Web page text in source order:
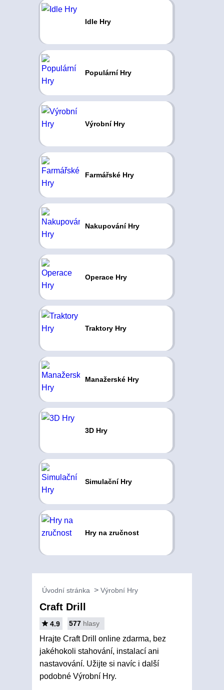
Idle Hry
Populární Hry
Výrobní Hry
Farmářské Hry
Nakupování Hry
Operace Hry
Traktory Hry
Manažerské Hry
3D Hry
Simulační Hry
Hry na zručnost
Úvodní stránka Výrobní Hry
Craft Drill
4.9 577 hlasy
Hrajte Craft Drill online zdarma, bez
jakéhokoli stahování, instalací ani
nastavování. Užijte si navíc i další
podobné Výrobní Hry.